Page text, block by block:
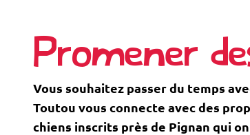
Promener
Vous souhaitez passer du temps
Toutou vous connecte avec des
chiens inscrits près de Pignan qui